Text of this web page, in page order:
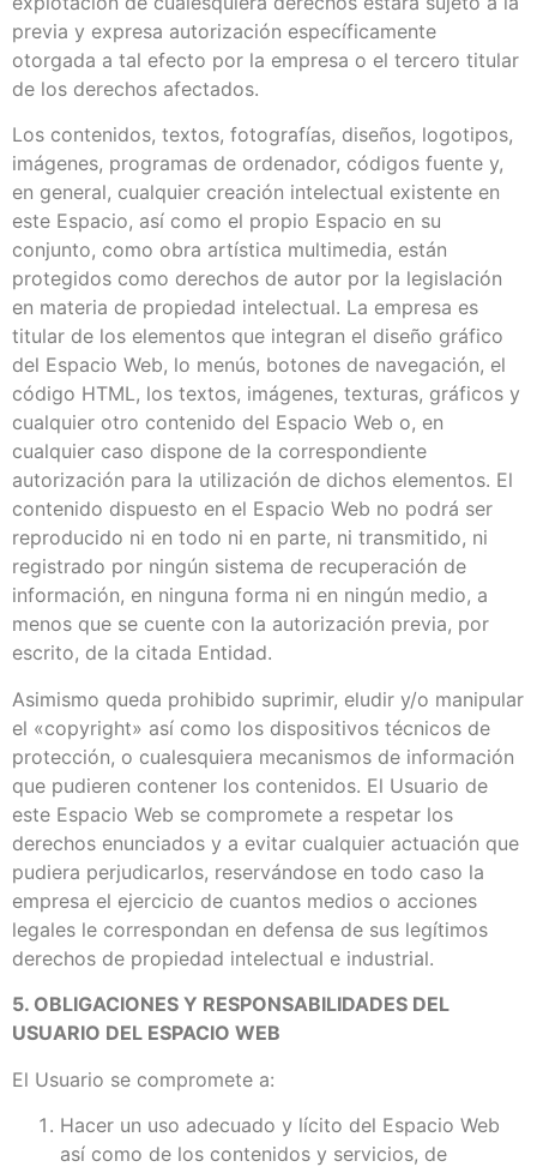
previa y expresa autorización específicamente
otorgada a tal efecto por la empresa o el tercero titular
de los derechos afectados.
Los contenidos, textos, fotografías, diseños, logotipos,
imágenes, programas de ordenador, códigos fuente y,
en general, cualquier creación intelectual existente en
este Espacio, así como el propio Espacio en su
conjunto, como obra artística multimedia, están
protegidos como derechos de autor por la legislación
en materia de propiedad intelectual. La empresa es
titular de los elementos que integran el diseño gráfico
del Espacio Web, lo menús, botones de navegación, el
código HTML, los textos, imágenes, texturas, gráficos y
cualquier otro contenido del Espacio Web o, en
cualquier caso dispone de la correspondiente
autorización para la utilización de dichos elementos. El
contenido dispuesto en el Espacio Web no podrá ser
reproducido ni en todo ni en parte, ni transmitido, ni
registrado por ningún sistema de recuperación de
información, en ninguna forma ni en ningún medio, a
menos que se cuente con la autorización previa, por
escrito, de la citada Entidad.
Asimismo queda prohibido suprimir, eludir y/o manipular
el «copyright» así como los dispositivos técnicos de
protección, o cualesquiera mecanismos de información
que pudieren contener los contenidos. El Usuario de
este Espacio Web se compromete a respetar los
derechos enunciados y a evitar cualquier actuación que
pudiera perjudicarlos, reservándose en todo caso la
empresa el ejercicio de cuantos medios o acciones
legales le correspondan en defensa de sus legítimos
derechos de propiedad intelectual e industrial.
5. OBLIGACIONES Y RESPONSABILIDADES DEL
USUARIO DEL ESPACIO WEB
El Usuario se compromete a:
Hacer un uso adecuado y lícito del Espacio Web
así como de los contenidos y servicios, de